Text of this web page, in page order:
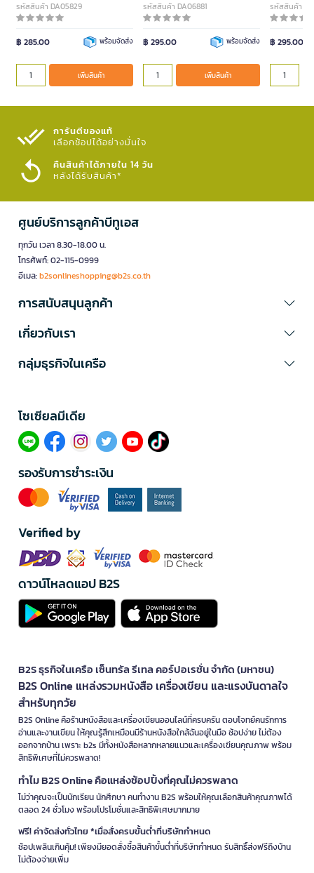
รหัสสินค้า DA05829
฿ 285.00 พร้อมจัดส่ง
เพิ่มสินค้า
รหัสสินค้า DA06881
฿ 295.00 พร้อมจัดส่ง
เพิ่มสินค้า
รหัสสินค้า
฿ 295.00
การันตีของแท้
เลือกช้อปได้อย่างมั่นใจ​
คืนสินค้าได้ภายใน 14 วัน
หลังได้รับสินค้า*
ศูนย์บริการลูกค้าบีทูเอส
ทุกวัน เวลา 8.30-18.00 น.
โทรศัพท์: 02-115-0999
อีเมล:b2sonlineshopping@b2s.co.th
การสนับสนุนลูกค้า
เกี่ยวกับเรา
กลุ่มธุรกิจในเครือ
โซเซียลมีเดีย​
รองรับการชำระเงิน
Verified by
ดาวน์โหลดแอป B2S
B2S ธุรกิจในเครือ เซ็นทรัล รีเทล คอร์ปอเรชั่น จำกัด (มหาชน)
B2S Online แหล่งรวมหนังสือ เครื่องเขียน และแรงบันดาลใจ
สำหรับทุกวัย
B2S Online คือร้านหนังสือและเครื่องเขียนออนไลน์ที่ครบครัน ตอบโจทย์คนรักการ
อ่านและงานเขียน ให้คุณรู้สึกเหมือนมีร้านหนังสือใกล้ฉันอยู่ในมือ ช้อปง่าย ไม่ต้อง
ออกจากบ้าน เพราะ b2s มีทั้งหนังสือหลากหลายแนวและเครื่องเขียนคุณภาพ พร้อม
สิทธิพิเศษที่ไม่ควรพลาด!
ทำไม B2S Online คือแหล่งช้อปปิ้งที่คุณไม่ควรพลาด
ไม่ว่าคุณจะเป็นนักเรียน นักศึกษา คนทำงาน B2S พร้อมให้คุณเลือกสินค้าคุณภาพได้
ตลอด 24 ชั่วโมง พร้อมโปรโมชั่นและสิทธิพิเศษมากมาย
ฟรี! ค่าจัดส่งทั่วไทย *เมื่อสั่งครบขั้นต่ำที่บริษัทกำหนด
ช้อปเพลินเกินคุ้ม! เพียงมียอดสั่งซื้อสินค้าขั้นต่ำที่บริษัทกำหนด รับสิทธิ์ส่งฟรีถึงบ้าน
ไม่ต้องจ่ายเพิ่ม